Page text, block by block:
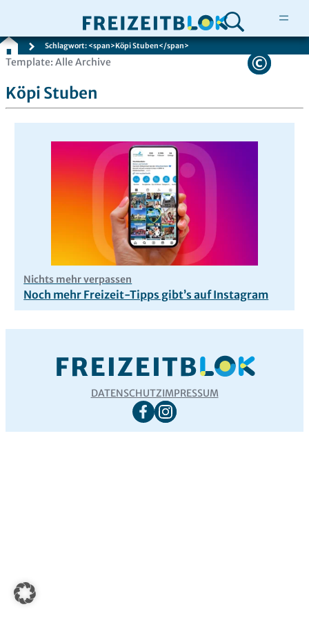
Zum
springen
Schlagwort: <span>Köpi Stuben</span>
Template: Alle Archive
Köpi Stuben
Nichts mehr verpassen
Noch mehr Freizeit-Tipps gibt’s auf Instagram
DATENSCHUTZIMPRESSUM